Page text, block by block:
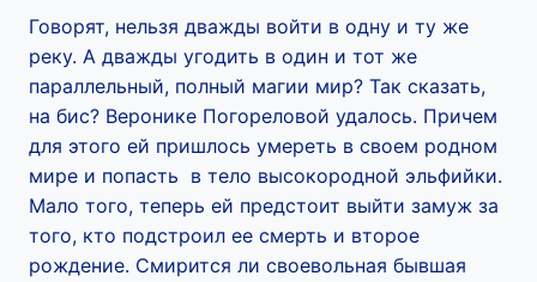
Говорят, нельзя дважды войти в одну и ту же
реку. А дважды угодить в один и тот же
параллельный, полный магии мир? Так сказать,
на бис? Веронике Погореловой удалось. Причем
для этого ей пришлось умереть в своем родном
мире и попасть в тело высокородной эльфийки.
Мало того, теперь ей предстоит выйти замуж за
того, кто подстроил ее смерть и второе
рождение. Смирится ли своевольная бывшая